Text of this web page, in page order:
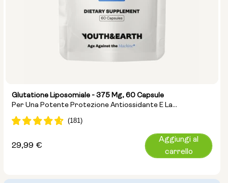
Glutatione Liposomiale - 375 Mg, 60 Capsule
Per Una Potente Protezione Antiossidante E La
Disintossicazione Cellulare
Prezzo
29,99 €
Aggiungi al
carrello